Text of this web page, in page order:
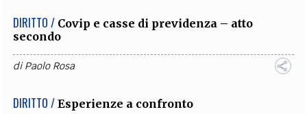
DIRITTO / Covip e casse di previdenza – atto
secondo
diPaolo Rosa
DIRITTO / Esperienze a confronto